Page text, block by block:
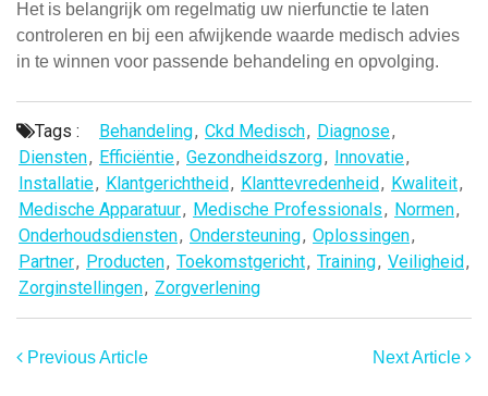
Het is belangrijk om regelmatig uw nierfunctie te laten
controleren en bij een afwijkende waarde medisch advies
in te winnen voor passende behandeling en opvolging.
Tags : Behandeling, Ckd Medisch, Diagnose,
Diensten, Efficiëntie, Gezondheidszorg, Innovatie,
Installatie, Klantgerichtheid, Klanttevredenheid, Kwaliteit,
Medische Apparatuur, Medische Professionals, Normen,
Onderhoudsdiensten, Ondersteuning, Oplossingen,
Partner, Producten, Toekomstgericht, Training, Veiligheid,
Zorginstellingen, Zorgverlening
Previous Article Next Article